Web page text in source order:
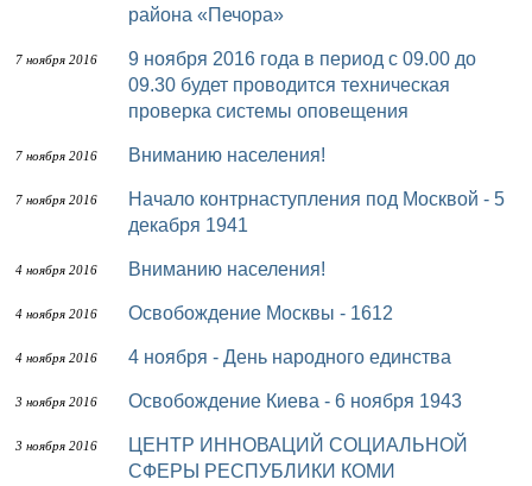
района «Печора»
7 ноября 2016
9 ноября 2016 года в период с 09.00 до
09.30 будет проводится техническая
проверка системы оповещения
7 ноября 2016 Вниманию населения!
7 ноября 2016
Начало контрнаступления под Москвой - 5
декабря 1941
4 ноября 2016 Вниманию населения!
4 ноября 2016 Освобождение Москвы - 1612
4 ноября 2016 4 ноября - День народного единства
3 ноября 2016 Освобождение Киева - 6 ноября 1943
3 ноября 2016
ЦЕНТР ИННОВАЦИЙ СОЦИАЛЬНОЙ
СФЕРЫ РЕСПУБЛИКИ КОМИ